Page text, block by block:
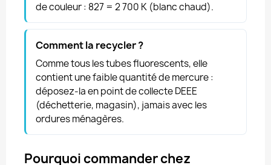
de couleur : 827 = 2 700 K (blanc chaud).
Comment la recycler ?
Comme tous les tubes fluorescents, elle
contient une faible quantité de mercure :
déposez-la en point de collecte DEEE
(déchetterie, magasin), jamais avec les
ordures ménagères.
Pourquoi commander chez